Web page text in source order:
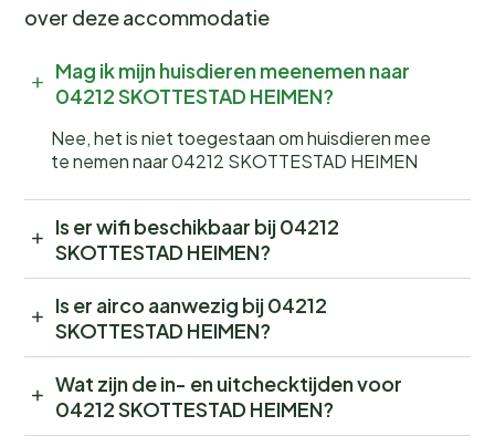
over deze accommodatie
Mag ik mijn huisdieren meenemen naar
04212 SKOTTESTAD HEIMEN?
Nee, het is niet toegestaan om huisdieren mee
te nemen naar 04212 SKOTTESTAD HEIMEN
Is er wifi beschikbaar bij 04212
SKOTTESTAD HEIMEN?
Is er airco aanwezig bij 04212
SKOTTESTAD HEIMEN?
Wat zijn de in- en uitchecktijden voor
04212 SKOTTESTAD HEIMEN?